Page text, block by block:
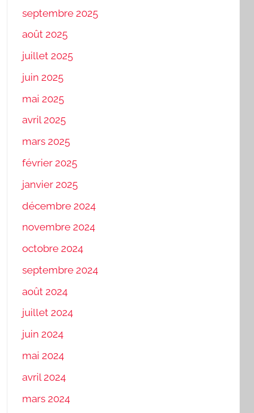
septembre 2025
août 2025
juillet 2025
juin 2025
mai 2025
avril 2025
mars 2025
février 2025
janvier 2025
décembre 2024
novembre 2024
octobre 2024
septembre 2024
août 2024
juillet 2024
juin 2024
mai 2024
avril 2024
mars 2024